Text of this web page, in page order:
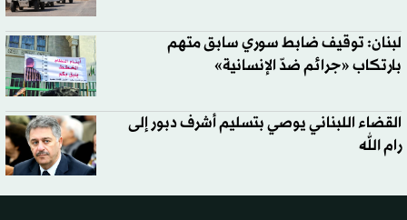
لبنان: توقيف ضابط سوري سابق متهم
بارتكاب «جرائم ضدّ الإنسانية»
القضاء اللبناني يوصي بتسليم أشرف دبور إلى
رام الله